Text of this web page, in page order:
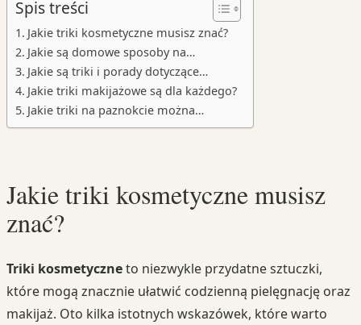
Spis treści
Jakie triki kosmetyczne musisz znać?
Jakie są domowe sposoby na…
Jakie są triki i porady dotyczące…
Jakie triki makijażowe są dla każdego?
Jakie triki na paznokcie można…
Jakie triki kosmetyczne musisz
znać?
Triki kosmetyczneto niezwykle przydatne sztuczki,
które mogą znacznie ułatwić codzienną pielęgnację oraz
makijaż. Oto kilka istotnych wskazówek, które warto